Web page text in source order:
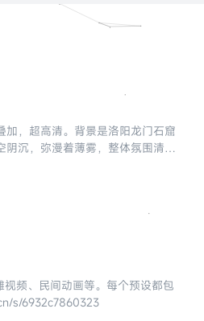
，超高清。背景是洛阳龙门石窟
沉，弥漫着薄雾，整体氛围清
频、民间动画等。每个预设都包
s/6932c7860323